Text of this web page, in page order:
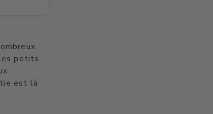
petits
est là